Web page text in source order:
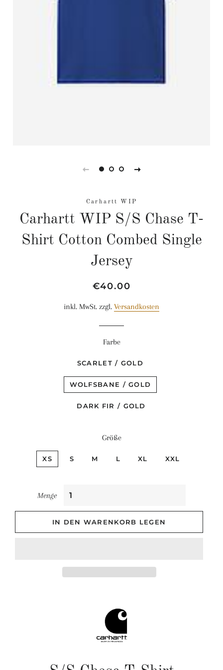
Carhartt WIP
Carhartt WIP S/S Chase T-
Shirt Cotton Combed Single
Jersey
Normaler
Sonderpreis
€40.00
inkl. MwSt. zzgl. Versandkosten
Farbe
SCARLET / GOLD
WOLFSBANE / GOLD
DARK FIR / GOLD
Größe
XS S M L XL XXL
Menge
IN DEN WARENKORB LEGEN